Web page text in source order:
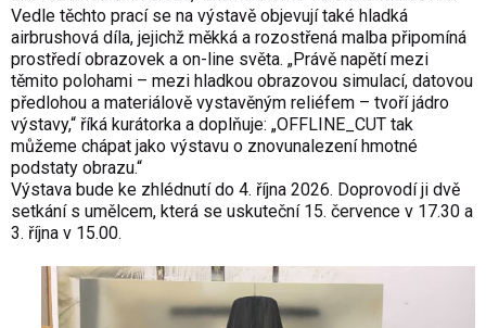
Vedle těchto prací se na výstavě objevují také hladká
airbrushová díla, jejichž měkká a rozostřená malba připomíná
prostředí obrazovek a on-line světa. „Právě napětí mezi
těmito polohami – mezi hladkou obrazovou simulací, datovou
předlohou a materiálově vystavěným reliéfem – tvoří jádro
výstavy,“ říká kurátorka a doplňuje: „OFFLINE_CUT tak
můžeme chápat jako výstavu o znovunalezení hmotné
podstaty obrazu.“
Výstava bude ke zhlédnutí do 4. října 2026. Doprovodí ji dvě
setkání s umělcem, která se uskuteční 15. července v 17.30 a
3. října v 15.00.